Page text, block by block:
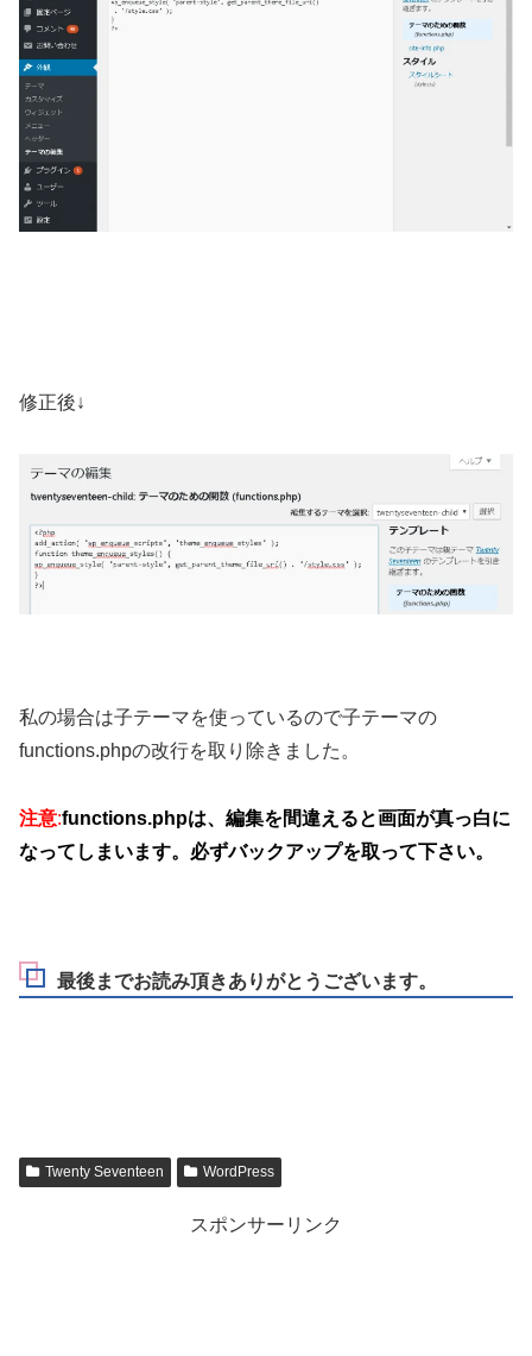
修正後↓
私の場合は子テーマを使っているので子テーマの
functions.phpの改行を取り除きました。
注意:functions.phpは、編集を間違えると画面が真っ白に
なってしまいます。必ずバックアップを取って下さい。
最後までお読み頂きありがとうございます。
Twenty Seventeen WordPress
スポンサーリンク